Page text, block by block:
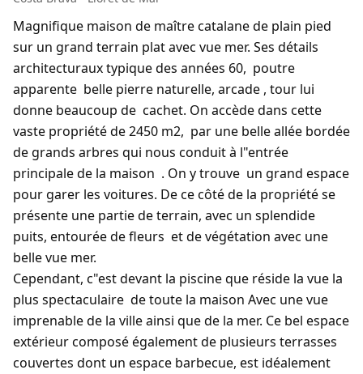
Magnifique maison de maître catalane de plain pied
sur un grand terrain plat avec vue mer. Ses détails
architecturaux typique des années 60, poutre
apparente belle pierre naturelle, arcade , tour lui
donne beaucoup de cachet. On accède dans cette
vaste propriété de 2450 m2, par une belle allée bordée
de grands arbres qui nous conduit à l"entrée
principale de la maison . On y trouve un grand espace
pour garer les voitures. De ce côté de la propriété se
présente une partie de terrain, avec un splendide
puits, entourée de fleurs et de végétation avec une
belle vue mer.
Cependant, c"est devant la piscine que réside la vue la
plus spectaculaire de toute la maison Avec une vue
imprenable de la ville ainsi que de la mer. Ce bel espace
extérieur composé également de plusieurs terrasses
couvertes dont un espace barbecue, est idéalement